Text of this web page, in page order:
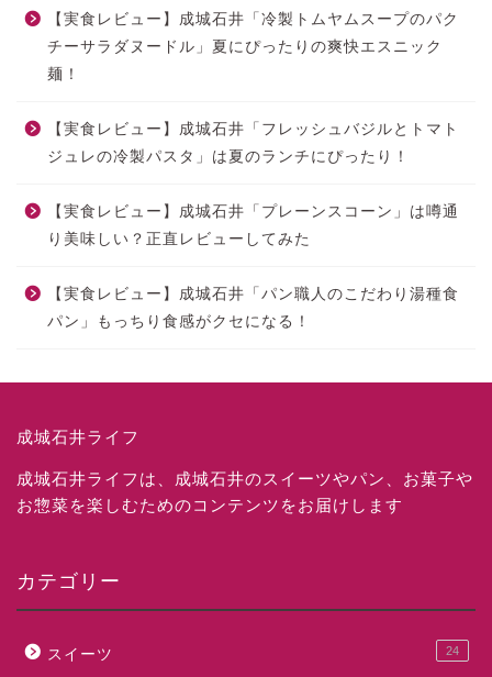
【実食レビュー】成城石井「冷製トムヤムスープのパク
チーサラダヌードル」夏にぴったりの爽快エスニック
麺！
【実食レビュー】成城石井「フレッシュバジルとトマト
ジュレの冷製パスタ」は夏のランチにぴったり！
【実食レビュー】成城石井「プレーンスコーン」は噂通
り美味しい？正直レビューしてみた
【実食レビュー】成城石井「パン職人のこだわり湯種食
パン」もっちり食感がクセになる！
成城石井ライフ
成城石井ライフは、成城石井のスイーツやパン、お菓子や
お惣菜を楽しむためのコンテンツをお届けします
カテゴリー
スイーツ 24